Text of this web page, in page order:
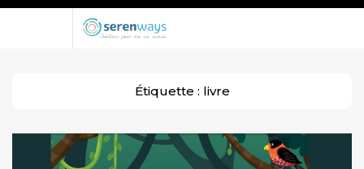
Étiquette : livre